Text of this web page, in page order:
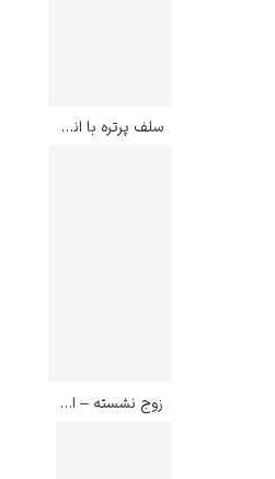
سلف پرتره با انشگتان باز – اگون شیله
زوج نشسته – اگون شیله